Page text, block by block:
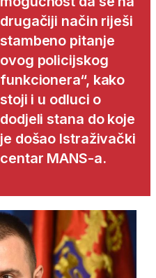
drugačiji način riješi
stambeno pitanje
ovog policijskog
funkcionera“, kako
stoji i u odluci o
dodjeli stana do koje
je došao Istraživački
centar MANS-a.